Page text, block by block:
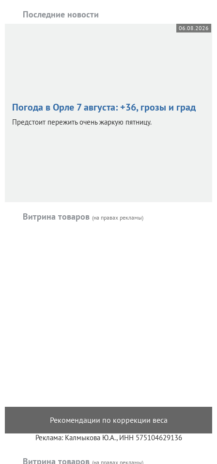
Последние новости
06.08.2026
Погода в Орле 7 августа: +36, грозы и град
Предстоит пережить очень жаркую пятницу.
Витрина товаров (на правах рекламы)
Рекомендации по коррекции веса
Реклама: Калмыкова Ю.А., ИНН 575104629136
Витрина товаров (на правах рекламы)